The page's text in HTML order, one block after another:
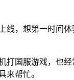
，想第一时间
国服游戏，也
帮忙。